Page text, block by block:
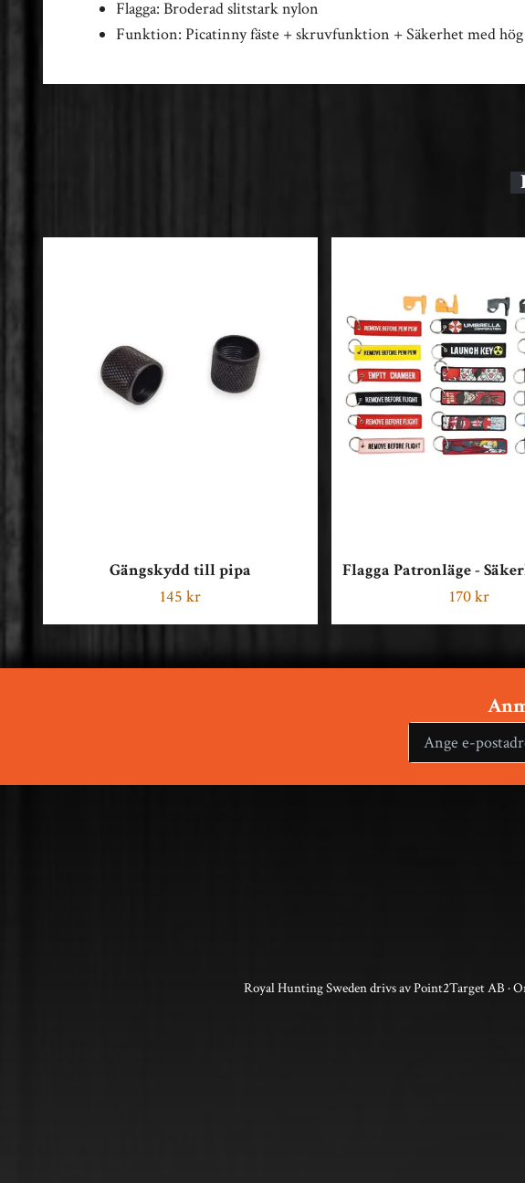
Flagga: Broderad slitstark nylon
Funktion: Picatinny fäste + skruvfunktion + Säkerhet med
Gängskydd till pipa
145 kr
Flagga Patronläge -
170 kr
Royal Hunting Sweden drivs av Point2Target AB ·